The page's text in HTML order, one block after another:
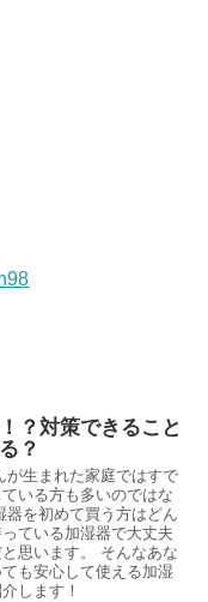
？対策できること
？
が生まれた家庭ではすで
いる方も多いのではな
器を初めて買う方はどん
ている加湿器で大丈夫
思います。 そんなあな
も安心して使える加湿
します！